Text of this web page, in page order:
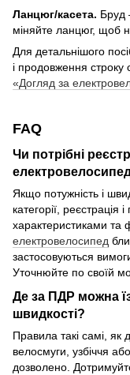
Ланцюг/касета. Бруд
міняйте ланцюг, щоб
Для детальнішого
і продовження строку
«Догляд за
FAQ
Чи потрібні
Якщо потужність і
категорії, реєстрація
характеристиками та
електровелосипед
застосовуються
Уточнюйте по своїй
Де за ПДР можна
швидкості?
Правила такі самі, як
велосмуги, узбіччя
дозволено.